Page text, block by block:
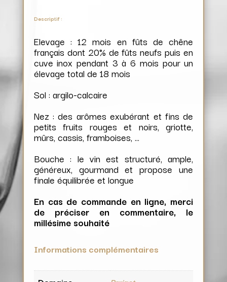
Descriptif :
Elevage : 12 mois en fûts de chêne
français dont 20% de fûts neufs puis en
cuve inox pendant 3 à 6 mois pour un
élevage total de 18 mois
Sol : argilo-calcaire
Nez : des arômes exubérant et fins de
petits fruits rouges et noirs, griotte,
mûrs, cassis, framboises, …
Bouche : le vin est structuré, ample,
généreux, gourmand et propose une
finale équilibrée et longue
En cas de commande en ligne, merci
de préciser en commentaire, le
millésime souhaité
Informations complémentaires